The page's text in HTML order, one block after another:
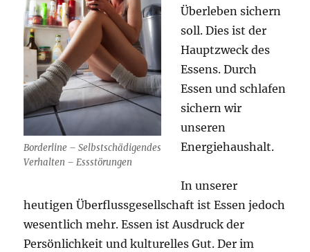
Borderline – Selbstschädigendes
Verhalten – Essstörungen
Überleben sichern
soll. Dies ist der
Hauptzweck des
Essens. Durch
Essen und schlafen
sichern wir
unseren
Energiehaushalt.
In unserer
heutigen Überflussgesellschaft ist Essen jedoch
wesentlich mehr. Essen ist Ausdruck der
Persönlichkeit und kulturelles Gut. Der im